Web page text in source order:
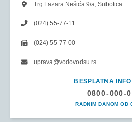
Trg Lazara Nešića 9/a, Subotica
(024) 55-77-11
(024) 55-77-00
uprava@vodovodsu.rs
BESPLATNA
0800-000-
RADNIM DANOM OD